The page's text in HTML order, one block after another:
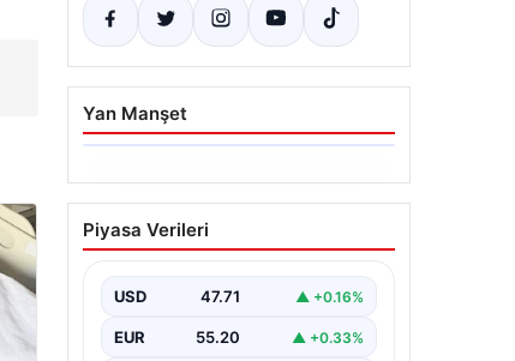
Yan Manşet
06.08.2026
Ertuğrul Özkök’ün
Hakaret İddialarına İfade
Ünlü gazeteci ve yazar Ertuğrul
iddialarıyla yürütülen soruşturma
Piyasa Verileri
USD 47.71 ▲ +0.16%
EUR 55.20 ▲ +0.33%